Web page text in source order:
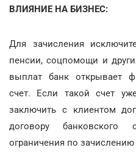
ВЛИЯНИЕ НА БИЗНЕС:
Для зачисления
пенсии, соцпомощи и
выплат банк открывает
счет. Если такой счет
заключить с клиентом
договору банковского
ограничения по зачислению